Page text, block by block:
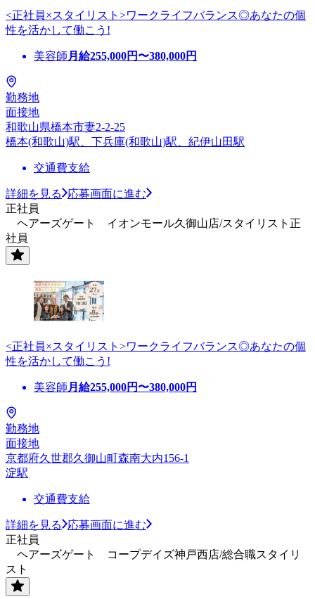
<正社員×スタイリスト>ワークライフバランス◎あなたの個
性を活かして働こう!
美容師 月給255,000円〜380,000円
勤務地
面接地
和歌山県橋本市妻2-2-25
橋本(和歌山)駅、下兵庫(和歌山)駅、紀伊山田駅
交通費支給
詳細を見る
応募画面に進む
正社員
ヘアーズゲート イオンモール久御山店/スタイリスト正
社員
<正社員×スタイリスト>ワークライフバランス◎あなたの個
性を活かして働こう!
美容師 月給255,000円〜380,000円
勤務地
面接地
京都府久世郡久御山町森南大内156-1
淀駅
交通費支給
詳細を見る
応募画面に進む
正社員
ヘアーズゲート コープデイズ神戸西店/総合職スタイリ
スト